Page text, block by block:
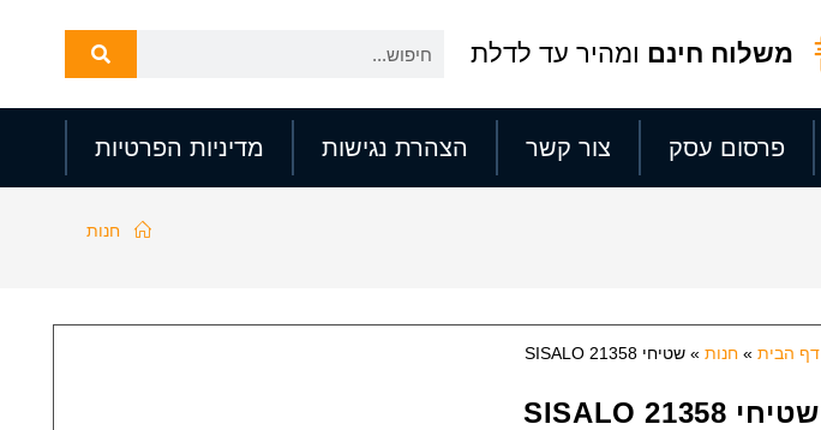
משלוח חינם ומהיר עד לדלת
פרסום עסק צור קשר הצהרת נגישות מדיניות הפרטיות
חנות
דף הבית » חנות » שטיחי SISALO 21358
שטיחי SISALO 21358